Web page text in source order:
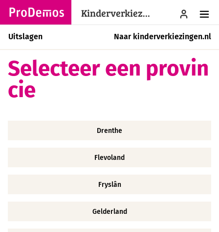
Kinderverkiezingen menu
Uitslagen Naar kinderverkiezingen.nl
Selecteer een provin
cie
Drenthe
Flevoland
Fryslân
Gelderland